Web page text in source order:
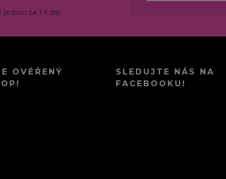
jednou za 14 dní.
OVĚŘENÝ
SLEDUJTE NÁS NA
FACEBOOKU!